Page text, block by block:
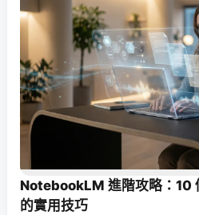
NotebookLM 進階攻略：10
的實用技巧